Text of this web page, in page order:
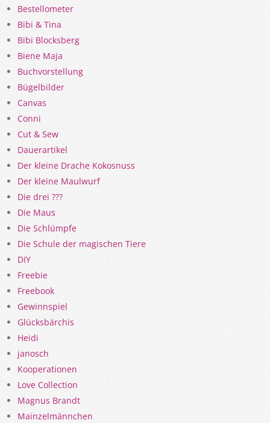
Bestellometer
Bibi & Tina
Bibi Blocksberg
Biene Maja
Buchvorstellung
Bügelbilder
Canvas
Conni
Cut & Sew
Dauerartikel
Der kleine Drache Kokosnuss
Der kleine Maulwurf
Die drei ???
Die Maus
Die Schlümpfe
Die Schule der magischen Tiere
DIY
Freebie
Freebook
Gewinnspiel
Glücksbärchis
Heidi
janosch
Kooperationen
Love Collection
Magnus Brandt
Mainzelmännchen